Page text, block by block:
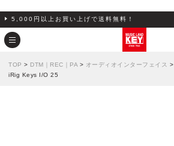
5,000円以上お買い上げで送料無料！
TOP > DTM｜REC｜PA > オーディオインターフェイス >
iRig Keys I/O 25